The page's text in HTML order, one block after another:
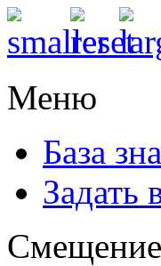
Меню
База
Задать